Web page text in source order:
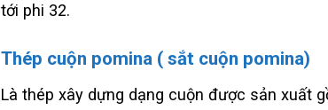
tới phi 32.
Thép cuộn pomina ( sắt cuộn pomina)
Là thép xây dựng dạng cuộn được sản xuất